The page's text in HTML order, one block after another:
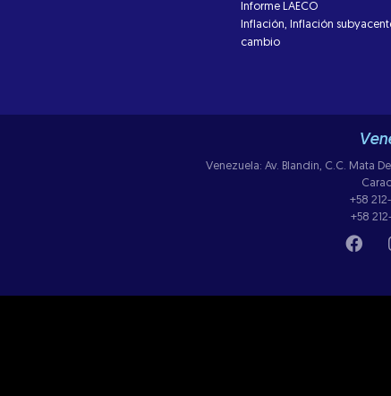
Informe LAECO
Inflación, Inflación
cambio
Venezuela: Av. Blandin, C.C. Mata
+58
+58